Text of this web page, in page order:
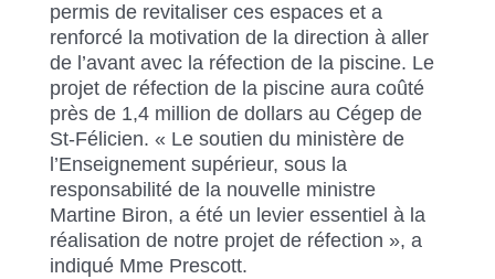
permis de revitaliser ces espaces et a
renforcé la motivation de la direction à aller
de l’avant avec la réfection de la piscine. Le
projet de réfection de la piscine aura coûté
près de 1,4 million de dollars au Cégep de
St-Félicien. « Le soutien du ministère de
l’Enseignement supérieur, sous la
responsabilité de la nouvelle ministre
Martine Biron, a été un levier essentiel à la
réalisation de notre projet de réfection », a
indiqué Mme Prescott.